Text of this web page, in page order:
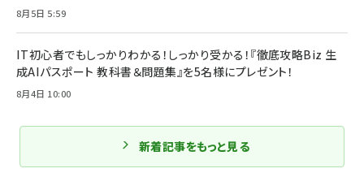
8月5日 5:59
IT初心者でもしっかりわかる！しっかり受かる！『徹底攻略Biz 生
成AIパスポート 教科書＆問題集』を5名様にプレゼント！
8月4日 10:00
新着記事をもっと見る